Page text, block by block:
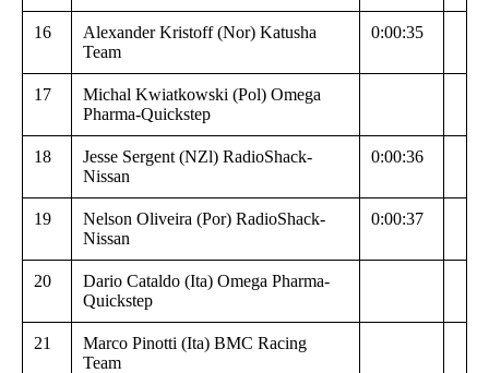
16
Alexander Kristoff (Nor) Katusha
Team
0:00:35
17
Michal Kwiatkowski (Pol) Omega
Pharma-Quickstep
18
Jesse Sergent (NZl) RadioShack-
Nissan
0:00:36
19
Nelson Oliveira (Por) RadioShack-
Nissan
0:00:37
20
Dario Cataldo (Ita) Omega Pharma-
Quickstep
21
Marco Pinotti (Ita) BMC Racing
Team